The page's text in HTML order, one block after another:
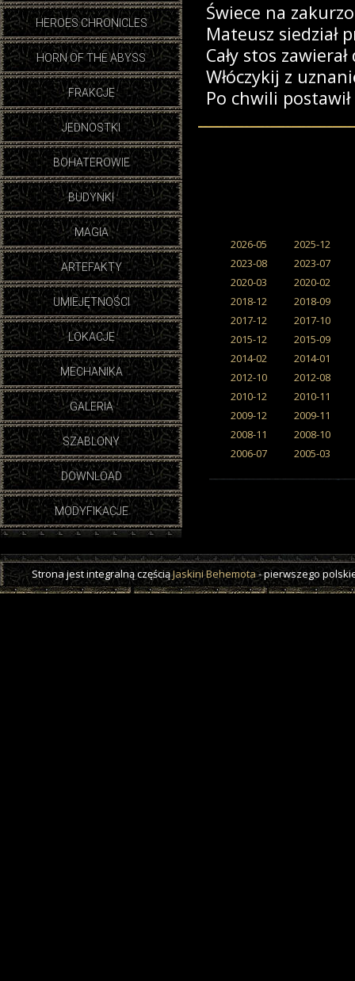
HEROES CHRONICLES
HORN OF THE ABYSS
FRAKCJE
JEDNOSTKI
BOHATEROWIE
BUDYNKI
MAGIA
ARTEFAKTY
UMIEJĘTNOŚCI
LOKACJE
MECHANIKA
GALERIA
SZABLONY
DOWNLOAD
MODYFIKACJE
Świece na
Mateusz siedział
Cały stos
Włóczykij z
Po chwili
2026-05
2025-12
2023-08
2023-07
2020-03
2020-02
2018-12
2018-09
2017-12
2017-10
2015-12
2015-09
2014-02
2014-01
2012-10
2012-08
2010-12
2010-11
2009-12
2009-11
2008-11
2008-10
2006-07
2005-03
Strona jest integralną częściąJaskini Behemota- pierwszego